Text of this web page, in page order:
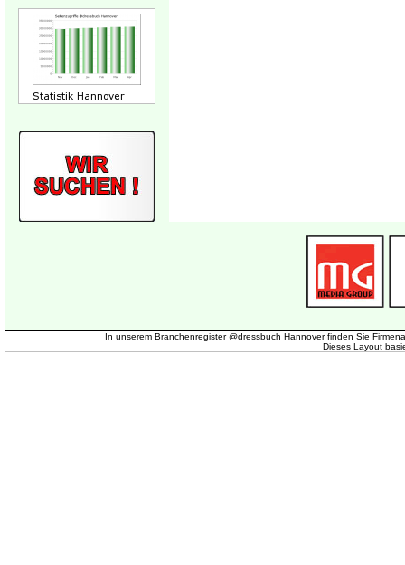
In unserem Branchenregister @dressbuch Hannover finden Sie
Dieses Layout